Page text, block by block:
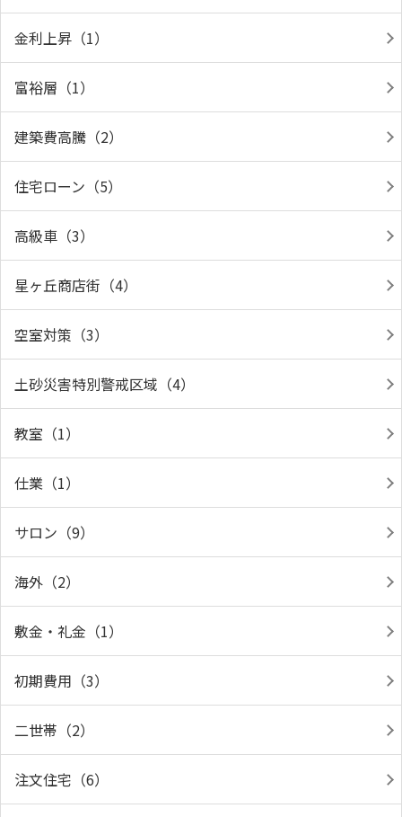
金利上昇（1）
富裕層（1）
建築費高騰（2）
住宅ローン（5）
高級車（3）
星ヶ丘商店街（4）
空室対策（3）
土砂災害特別警戒区域（4）
教室（1）
仕業（1）
サロン（9）
海外（2）
敷金・礼金（1）
初期費用（3）
二世帯（2）
注文住宅（6）